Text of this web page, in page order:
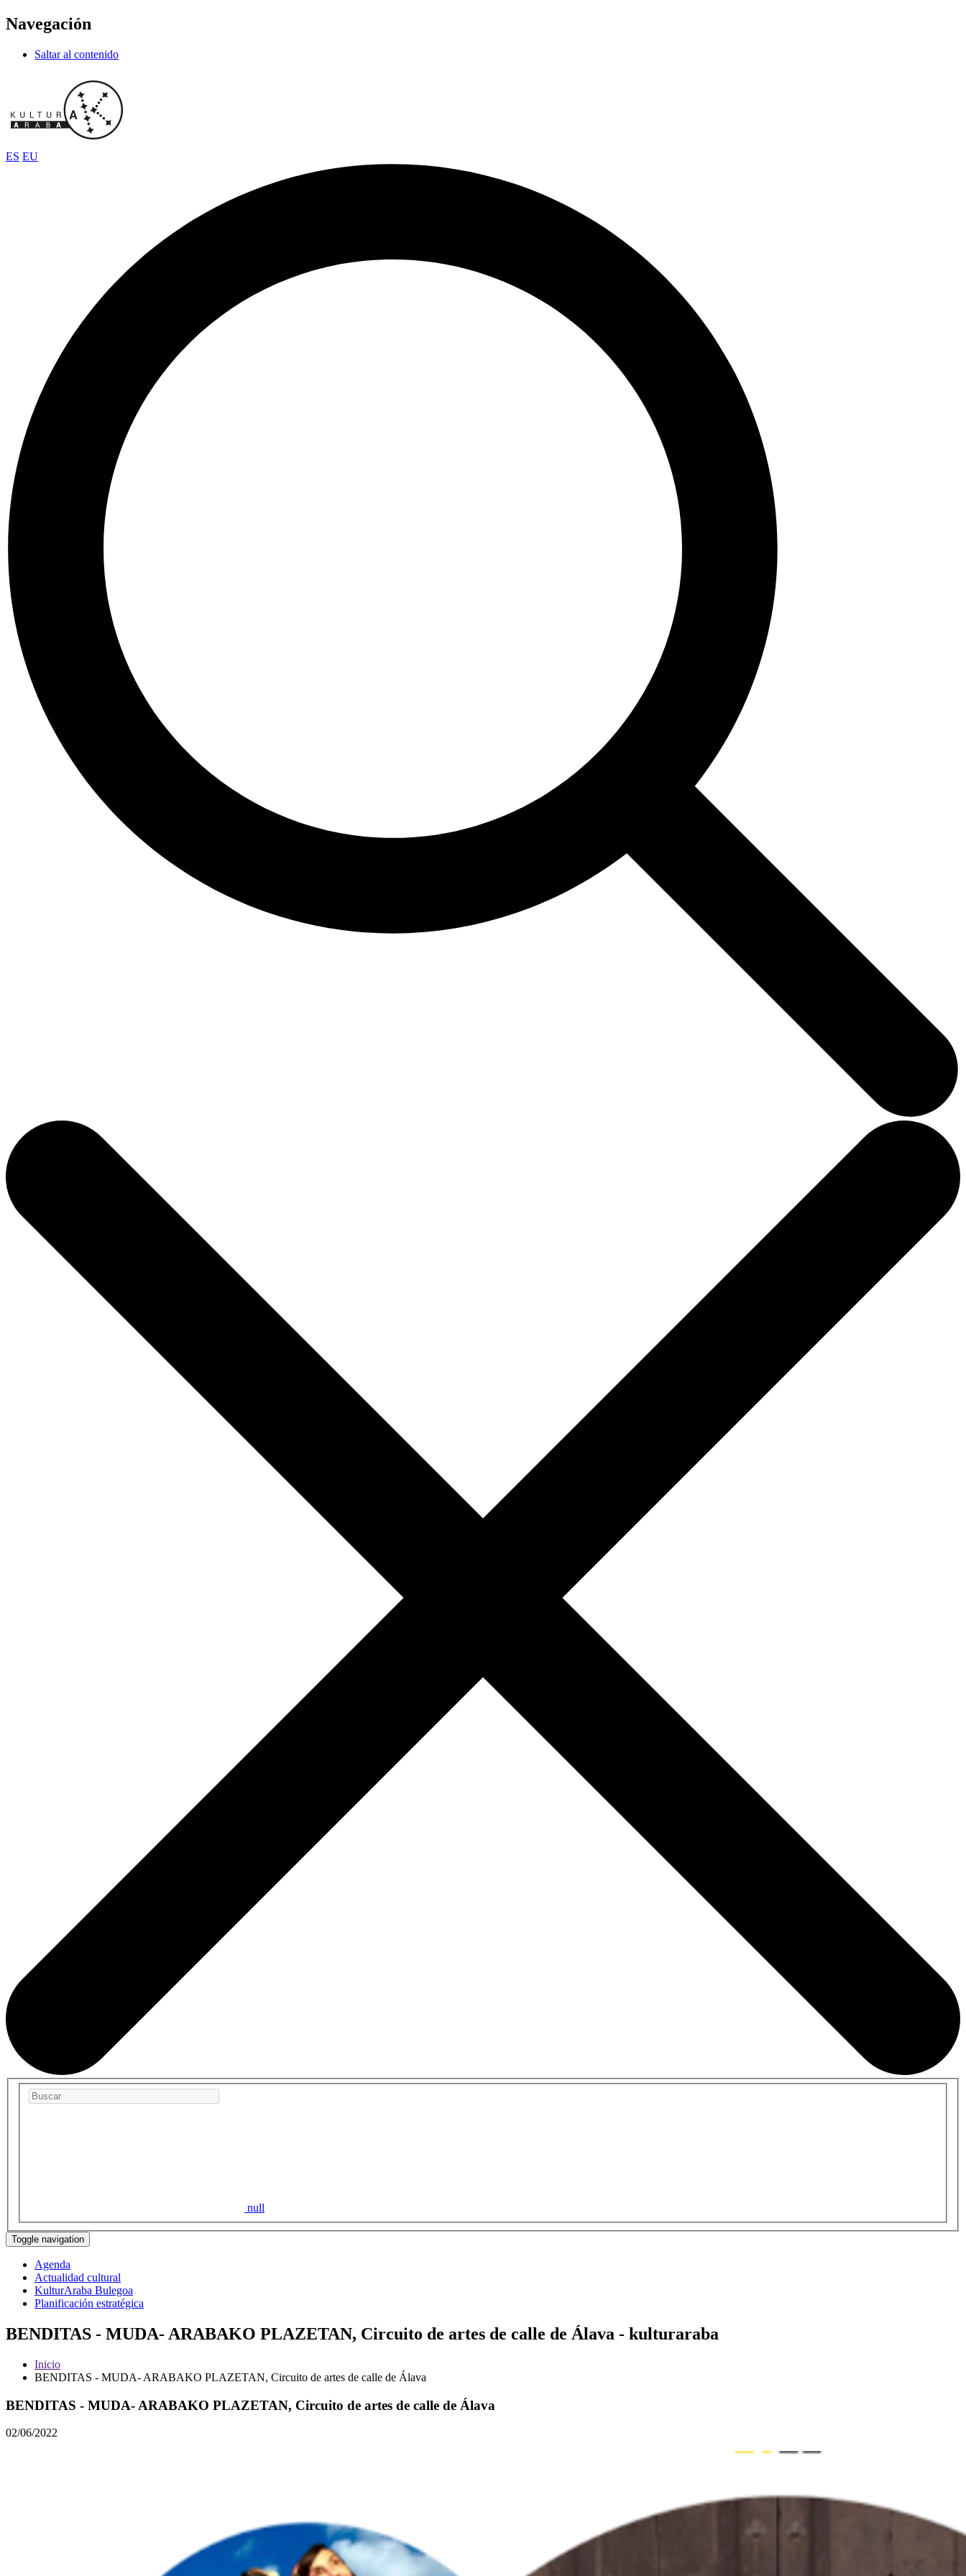
Navegación
Saltar al contenido
ES EU
null
Toggle navigation
Agenda
Actualidad cultural
KulturAraba Bulegoa
Planificación estratégica
BENDITAS - MUDA- ARABAKO PLAZETAN, Circuito de artes de calle de Álava - kulturaraba
Inicio
BENDITAS - MUDA- ARABAKO PLAZETAN, Circuito de artes de calle de Álava
BENDITAS - MUDA- ARABAKO PLAZETAN, Circuito de artes de calle de Álava
02/06/2022